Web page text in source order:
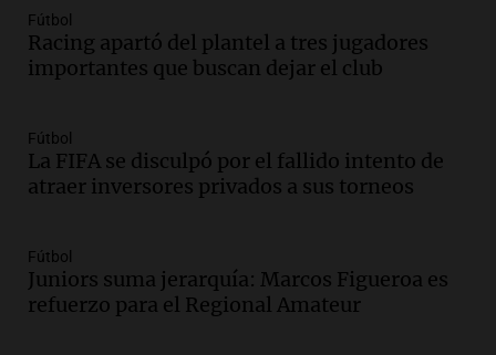
memoria y justicia
Noticias Rosario
Episodios
Audio.Los trabajadores de la Unión
pérdida de empleos en la industria
metalúrgica
Panorama Federal
propiedad privada sin capítulo de tierras
desde las 14 horas
Panorama Federal
Fútbol
Racing apartó del plantel a tres jugadores
importantes que buscan dejar el club
Fútbol
La FIFA se disculpó por el fallido intento de
atraer inversores privados a sus torneos
Fútbol
Juniors suma jerarquía: Marcos Figueroa es
refuerzo para el Regional Amateur